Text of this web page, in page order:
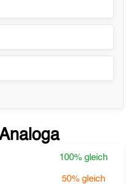
100% gleich
50% gleich